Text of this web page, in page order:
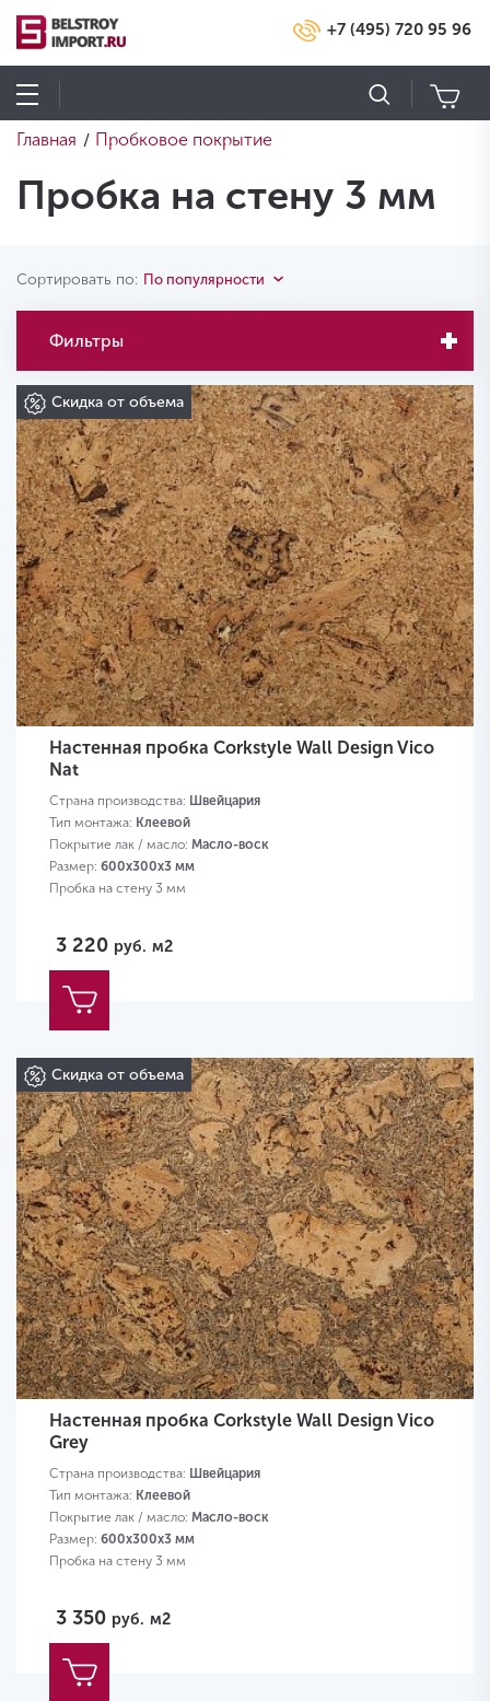
+7 (495) 720 95 96
Главная / Пробковое покрытие
Пробка на стену 3 мм
Сортировать по: По популярности
Фильтры
Скидка от объема
Настенная пробка Corkstyle Wall Design Vico
Nat
Страна производства: Швейцария
Тип монтажа: Клеевой
Покрытие лак / масло: Масло-воск
Размер: 600х300х3 мм
Пробка на стену 3 мм
3 220 руб. м2
Скидка от объема
Настенная пробка Corkstyle Wall Design Vico
Grey
Страна производства: Швейцария
Тип монтажа: Клеевой
Покрытие лак / масло: Масло-воск
Размер: 600х300х3 мм
Пробка на стену 3 мм
3 350 руб. м2